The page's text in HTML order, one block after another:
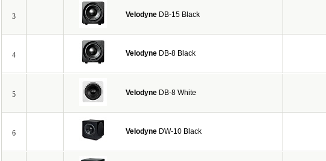
После сборки каждый динамик и усилитель проходят этап индивидуального тестирования,
процесс окончательной отделки, а затем продукция еще раз тестируется, и только после
Так что, компания уверена в качестве каждого своего изделия, так как подходит к
Инженеры компании не устают удивлять нас вновь и вновь, ежегодно Velodyne выводит в
количество запатентованных эксклюзивных решений: High Gain Servo Technology Patent,
Сегодня Velodyne занимает ведущие позиции в области высококачественной активных
технических характеристик, и что так же не маловажно по оптимальному соотношению
демонстрирует отменное качество, а также тщательную продуманность конструкции с
3 Velodyne DB-15 Black
4 Velodyne DB-8 Black
5 Velodyne DB-8 White
6 Velodyne DW-10 Black